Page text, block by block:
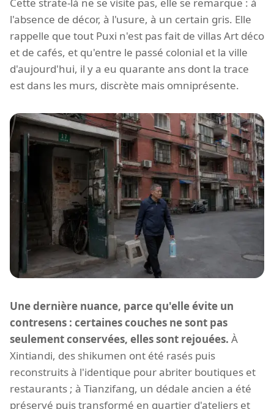
l'absence de décor, à l'usure, à un certain gris. Elle
rappelle que tout Puxi n'est pas fait de villas Art déco
et de cafés, et qu'entre le passé colonial et la ville
d'aujourd'hui, il y a eu quarante ans dont la trace
est dans les murs, discrète mais omniprésente.
Une dernière nuance, parce qu'elle évite un
contresens : certaines couches ne sont pas
seulement conservées, elles sont rejouées. À
Xintiandi, des shikumen ont été rasés puis
reconstruits à l'identique pour abriter boutiques et
restaurants ; à Tianzifang, un dédale ancien a été
préservé puis transformé en quartier d'ateliers et